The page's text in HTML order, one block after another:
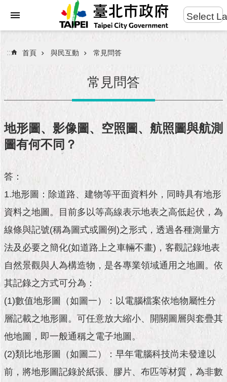
進
搜
民
服
務
市
府
團
隊
市
公
告
施
政
願
景
成
果
市
Select
::: 首頁 與民互動 常見問答
常見問答
地形圖、影像圖、空照圖、航照圖與航測
圖有何不同？
答：
1.地形圖：除道路、建物等平面資料外，同時具有地形
資料之地圖。目前多以等高線表示地表之高低起伏，為
線條與記號(稱為圖式或圖例)之形式，透過各種測量方
法及必要之簡化(如道路上之車輛不畫)，客觀記錄地表
自然景觀與人為構造物，是各專業領域通用之地圖。依
其記錄之方式可分為：
(1)數值地形圖（如圖一）：以電腦檔案依地物屬性分
層記載之地形圖。可任意放大縮小、開關圖層與套疊其
他地圖，即一般通稱之電子地圖。
(2)類比地形圖（如圖二）：早年電腦科技尚未發達以
前，將地形圖記錄於紙張、膠片、布匹等材質，為非數